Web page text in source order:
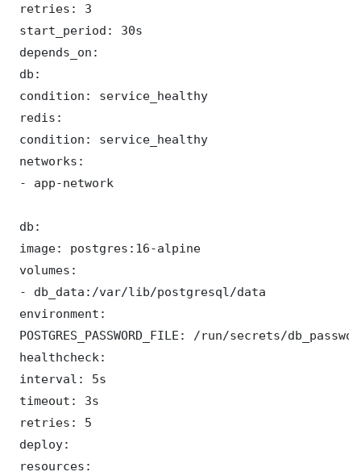
retries: 3
start_period: 30s
depends_on:
db:
condition: service_healthy
redis:
condition: service_healthy
networks:
- app-network
db:
image: postgres:16-alpine
volumes:
- db_data:/var/lib/postgresql/data
environment:
POSTGRES_PASSWORD_FILE: /run/secrets/
healthcheck:
interval: 5s
timeout: 3s
retries: 5
deploy:
resources: